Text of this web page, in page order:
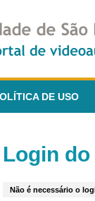
DE USO
Login
Não é necessário o